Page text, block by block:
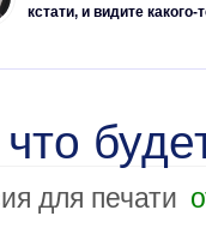
кстати, и видите
для печати